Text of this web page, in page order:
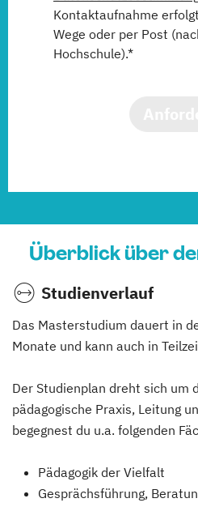
Kontaktaufnahme
Wege oder per Post
Hochschule).*
Überblick über
Studienverlauf
Das Masterstudium dauert in
Monate und kann auch in
Der Studienplan dreht sich um
pädagogische Praxis, Leitung
begegnest du u.a. folgenden
Pädagogik der Vielfalt
Gesprächsführung,